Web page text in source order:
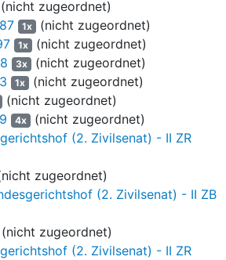
bereits beschlossen sei. Dann
Bestands- und Vermögensinteressen
in Bezug auf die Fortführung des
mehr in Frage. Die Parteien hätten
vom 18. Dezember 2013
über die Liquidation des
Einigkeit habe zum Zeitpunkt der
über die Frage des Verkaufs des
möglichst hohen Preis bestanden.
sei zwar streitig, ob die im Entwurf des
vom 18. Dezember
die Vorgaben für den Abschluss
enthielten, ebenfalls gefasst
Gesellschafter hätten aber jedenfalls
dass das Betriebsgrundstück veräußert
zugeordnet)
1x (nicht zugeordnet)
1x (nicht zugeordnet)
3x (nicht zugeordnet)
1x (nicht zugeordnet)
(nicht zugeordnet)
4x (nicht zugeordnet)
(2. Zivilsenat) - II ZR
zugeordnet)
(2. Zivilsenat) - II ZB
zugeordnet)
(2. Zivilsenat) - II ZR